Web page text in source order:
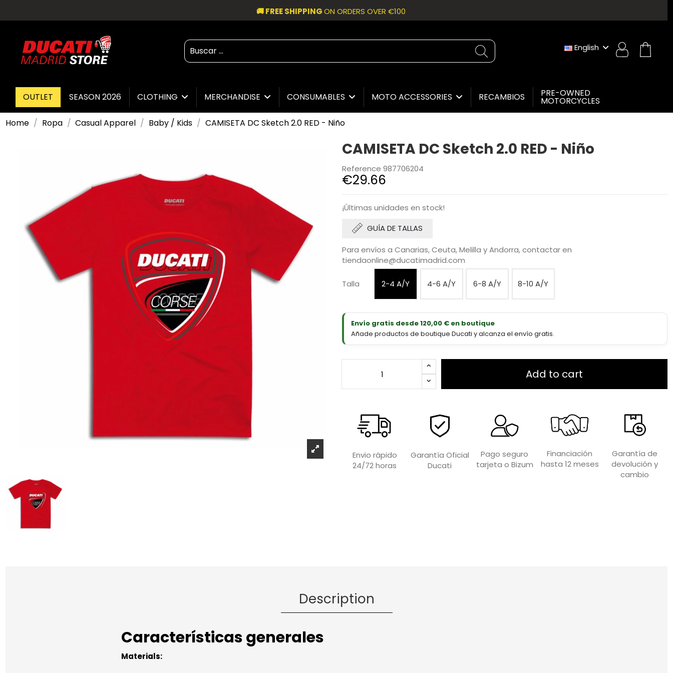
🚚 FREE SHIPPINGON ORDERS OVER €100
English
OUTLET SEASON 2026 CLOTHING MERCHANDISE CONSUMABLES MOTO ACCESSORIES RECAMBIOS PRE-OWNED
MOTORCYCLES
Home
Ropa Casual Apparel Baby / Kids CAMISETA DC Sketch 2.0 RED - Niño
CAMISETA DC Sketch 2.0 RED - Niño
Reference 987706204
€29.66
¡Últimas unidades en stock!
GUÍA DE TALLAS
Para envíos a Canarias, Ceuta, Melilla y Andorra, contactar en
tiendaonline@ducatimadrid.com
Talla 2-4 A/Y 4-6 A/Y 6-8 A/Y 8-10 A/Y
Envío gratis desde 120,00 € en boutique
Añade productos de boutique Ducati y alcanza el envío gratis.
Add to cart
Envio rápido
24/72 horas
Garantía Oficial
Ducati
Pago seguro
tarjeta o Bizum
Financiación
hasta 12 meses
Garantía de
devolución y
cambio
Description
Características generales
Materials: